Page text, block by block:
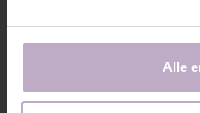
Alle